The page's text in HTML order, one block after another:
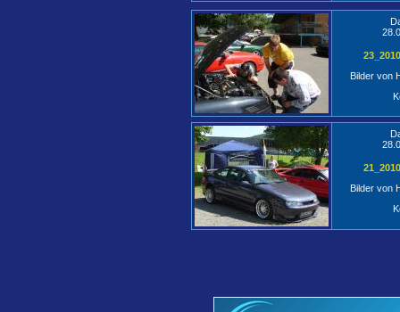
Bilder von
Bilder von